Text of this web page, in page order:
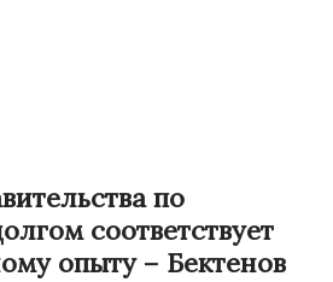
по
соответствует
опыту – Бектенов